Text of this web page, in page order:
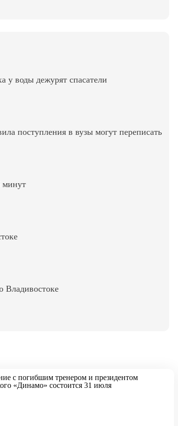
у воды дежурят спасатели
поступления в вузы могут переписать
минут
Владивостоке